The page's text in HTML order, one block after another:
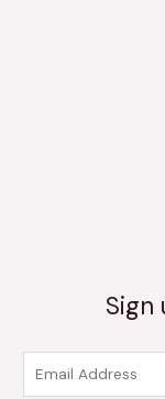
Sign
m